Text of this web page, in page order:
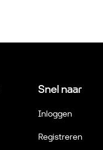
Snel naar
Inloggen
Registreren